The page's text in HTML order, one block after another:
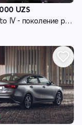
UZS
Kia Cerato IV - поколение рестайлинг